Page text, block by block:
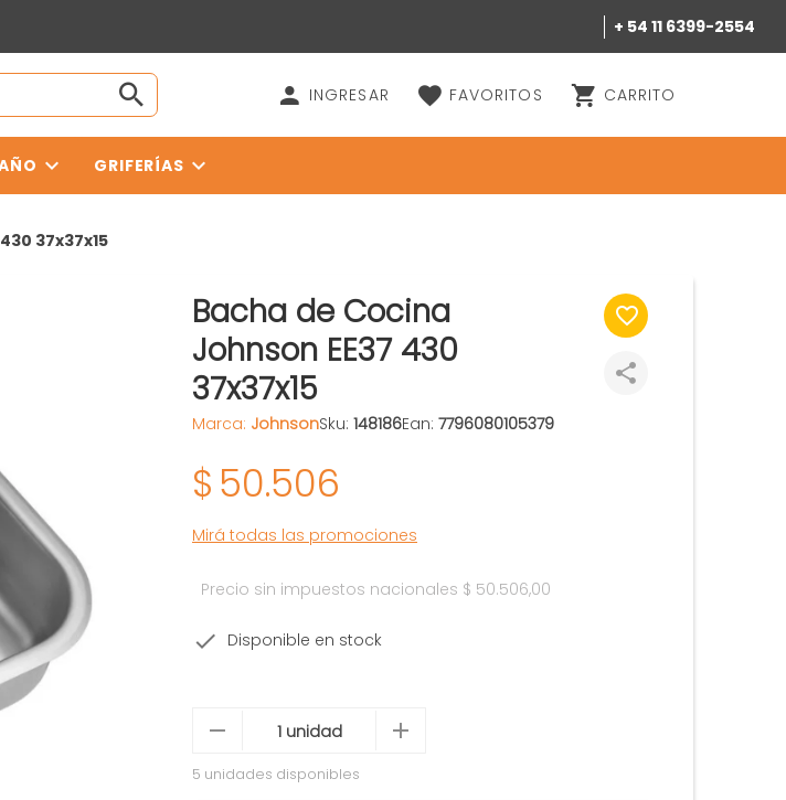
+ 54 11 6399-2554
INGRESAR FAVORITOS CARRITO
GRIFERÍAS
37x37x15
Bacha de Cocina
Johnson EE37 430
37x37x15
Marca: JohnsonSku: 148186Ean: 7796080105379
$50.506
Mirá todas las promociones
Precio sin impuestos nacionales $ 50.506,00
Disponible en stock
5 unidades disponibles